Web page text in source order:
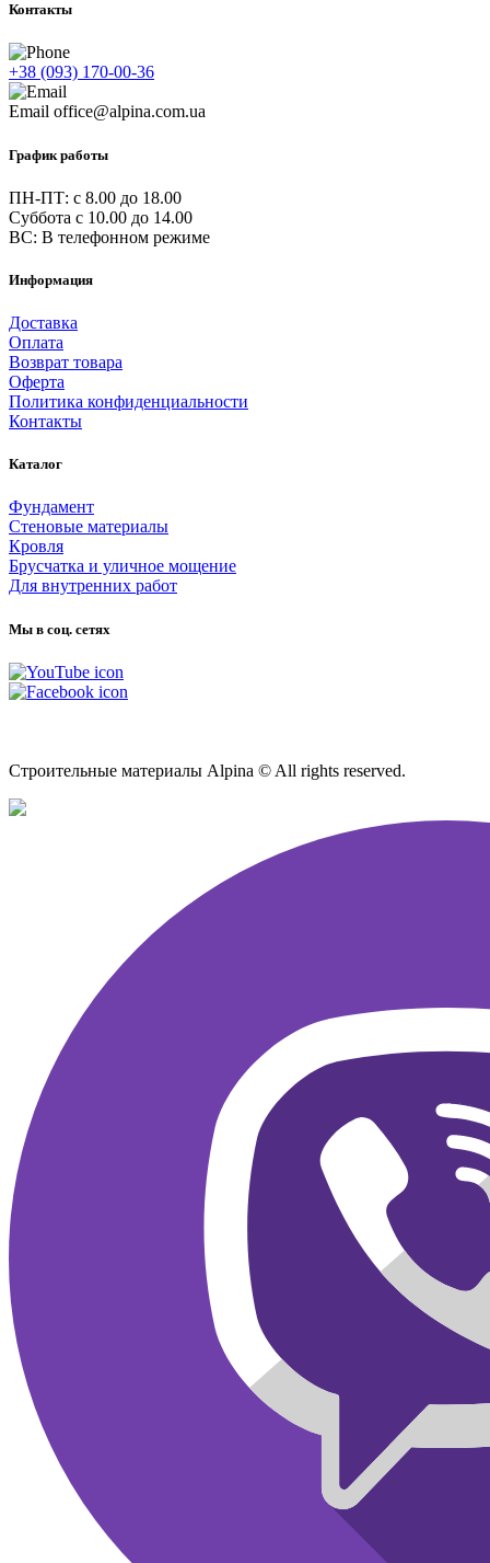
Контакты
+38 (093) 170-00-36
Email office@alpina.com.ua
График работы
ПН-ПТ: c 8.00 до 18.00
Суббота с 10.00 до 14.00
ВС: В телефонном режиме
Информация
Доставка
Оплата
Возврат товара
Оферта
Политика конфиденциальности
Контакты
Каталог
Фундамент
Стеновые материалы
Кровля
Брусчатка и уличное мощение
Для внутренних работ
Мы в соц. сетях
Строительные материалы Alpina © All rights reserved.